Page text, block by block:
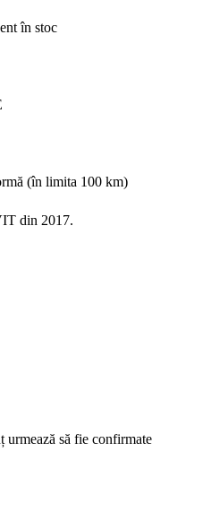
în stoc
(în limita 100 km)
din 2017.
urmează să fie confirmate